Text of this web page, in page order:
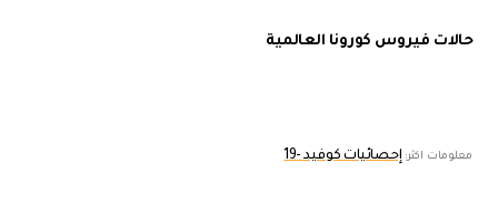
حالات فيروس كورونا العالمية
معلومات اكثر: إحصائيات كوفيد -19